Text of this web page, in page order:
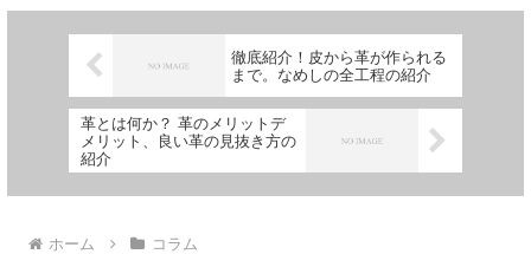
徹底紹介！皮から革が作られる
まで。なめしの全工程の紹介
革とは何か？ 革のメリットデ
メリット、良い革の見抜き方の
紹介
ホーム コラム